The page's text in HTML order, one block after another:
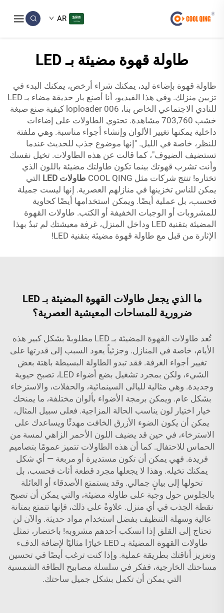
AR
طاولة قهوة مضيئة بـ LED
طاولة قهوة بإضاءة ليد، يمكنك شراء أرخص، يمكنك البدء في
تزيين منزلك. وفي هذا الفيديو، أنا أصنع بار حديقة مضاء بـ LED
للنادي الاجتماعي الخاص بنا، loploader 006 كيفية صنع صبغة
خشب 703,760 مشاهدة. تحتوي الطاولات على إضاءات
داخلية يمكنها تغيير الألوان وإنشاء أجواء مناسبة. وهي ملفتة
للنظر، خاصة في الليل. "إنها موضوع جذب للحديث عندما
تستضيف الضيوف"، كما قالت عن هذه الطاولات. تخيل نفسك
وأنت تشرب قهوتك بينما تكون طاولتك مضيئة باللون الذي
تختاره! تنتج شركات مثل COOL QING
طاولات LED
التي
يمكن للناس تخزينها في منازلهم العصرية. إنها ليست جميلة
فحسب، بل عملية أيضًا. ويمكن استخدامها أيضًا كحاوية
للمشروبات أو الوجبات الخفيفة أو الكتب. طاولات القهوة
المضيئة بتقنية LED وداخل المنزل، غرفة معيشتك لم تبدُ بهذا
الإثارة من قبل مع طاولة قهوة مضيئة بتقنية LED!
ما الذي يجعل طاولات القهوة المضيئة بـ LED
ضرورية للمساحات المعيشية العصرية؟
تُعد طاولات القهوة المضيئة بـ LED مطلوبةً بشكل كبير هذه
الأيام، خاصة في المنازل. وجزئياً يعود السبب إلى قدرتها على
تغيير أجواء الغرفة. فقد تبدو الطاولة البسيطة باهتة بعض
الشيء، ولكن بمجرد تشغيل بضع أضواء LED، تصبح حيوية
وجديدة. وهي مثالية لليالى السينمائية، والحفلات، والاسترخاء
بشكل عام. ويمكن برمجة الأضواء بألوان مختلفة، ما يمنحك
خيار اختيار لون يناسب الحالة المزاجية. فعلى سبيل المثال،
يمكن أن يكون الضوء الأزرق الخافت مهدئًا ويساعدك على
الاسترخاء، في حين قد يضيف اللون الأحمر الزاهي لمسة من
الحماس للاحتفال. كما أن هذه الطاولات تتميز عمومًا بتصاميم
فريدة. فهي يمكن أن تكون مستديرة أو مربعة — أي شكل
يمكنك تخيله. وهذا لا يجعلها مجرد قطعة أثاث فحسب، بل
تحولها إلى بيانٍ جمالي. وقد يستمتع الأصدقاء أو العائلة
بالجلوس حول وجبة على طاولة مضيئة، والتي يمكن أن تصبح
نقطة الجذب في أي منزل. علاوةً على ذلك، فإنها تتمتع بمتانة
عالية وسهلة التنظيف بفضل استخدام مواد حديثة. والآن لن
تحتاج إلى القلق إذا انسكب أحدهم مشروبه! باختصار، تمثل
طاولات القهوة المضيئة بـ LED خيارًا مثاليًا لإضافة الدفء
وتعزيز أناقتك بطريقة عملية. وإذا كنت ترغب أيضًا في تحسين
مساحتك الخارجية، ففكر في سلسلة مصابيح الطاقة الشمسية
التي يمكن أن تكمل بشكل جميل ساحتك.